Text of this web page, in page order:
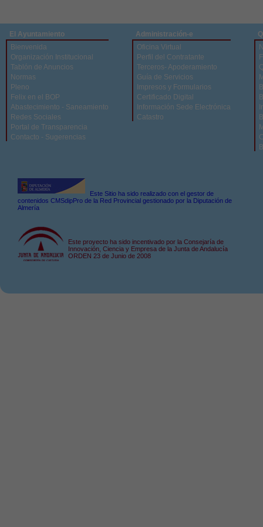
El Ayuntamiento
Bienvenida
Organización Institucional
Tablón de Anuncios
Normas
Pleno
Felix en el BOP
Abastecimiento - Saneamiento
Redes Sociales
Portal de Transparencia
Contacto - Sugerencias
Administración-e
Oficina Virtual
Perfil del Contratante
Terceros- Apoderamiento
Guía de Servicios
Impresos y Formularios
Certificado Digital
Información Sede Electrónica
Catastro
Este Sitio ha sido realizado con el gestor de
contenidos CMSdipPro de la Red Provincial gestionado por la Diputación de
Almería
Este proyecto ha sido incentivado por la Consejaría de
Innovación, Ciencia y Empresa de la Junta de Andalucía
ORDEN 23 de Junio de 2008